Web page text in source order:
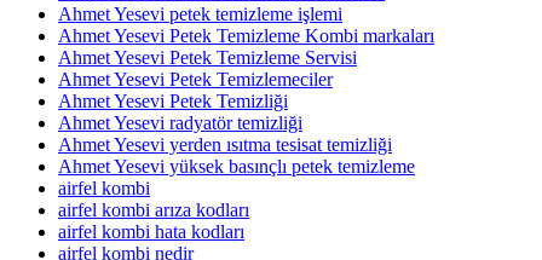
Ahmet Yesevi petek temizleme işlemi
Ahmet Yesevi Petek Temizleme Kombi markaları
Ahmet Yesevi Petek Temizleme Servisi
Ahmet Yesevi Petek Temizlemeciler
Ahmet Yesevi Petek Temizliği
Ahmet Yesevi radyatör temizliği
Ahmet Yesevi yerden ısıtma tesisat temizliği
Ahmet Yesevi yüksek basınçlı petek temizleme
airfel kombi
airfel kombi arıza kodları
airfel kombi hata kodları
airfel kombi nedir